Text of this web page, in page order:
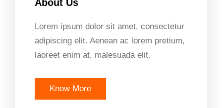
About Us
Lorem ipsum dolor sit amet, consectetur
adipiscing elit. Aenean ac lorem pretium,
laoreet enim at, malesuada elit.
Know More